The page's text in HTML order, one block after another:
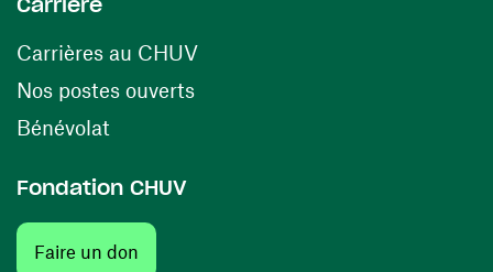
Carrières au CHUV(ouvre une nouvelle fenêtre)
Nos postes ouverts(ouvre une nouvelle fenêtre)
Bénévolat
Fondation CHUV
Faire un don